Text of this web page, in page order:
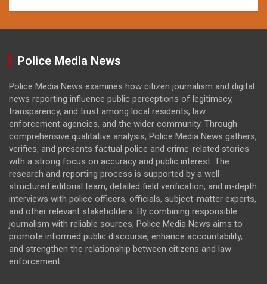
Police Media News
Police Media News examines how citizen journalism and digital
news reporting influence public perceptions of legitimacy,
transparency, and trust among local residents, law
enforcement agencies, and the wider community. Through
comprehensive qualitative analysis, Police Media News gathers,
verifies, and presents factual police and crime-related stories
with a strong focus on accuracy and public interest. The
research and reporting process is supported by a well-
structured editorial team, detailed field verification, and in-depth
interviews with police officers, officials, subject-matter experts,
and other relevant stakeholders. By combining responsible
journalism with reliable sources, Police Media News aims to
promote informed public discourse, enhance accountability,
and strengthen the relationship between citizens and law
enforcement.